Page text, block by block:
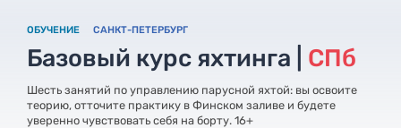
ОБУЧЕНИЕ САНКТ-ПЕТЕРБУРГ
Базовый курс яхтинга | СПб
Шесть занятий по управлению парусной яхтой: вы освоите
теорию, отточите практику в Финском заливе и будете
уверенно чувствовать себя на борту. 16+